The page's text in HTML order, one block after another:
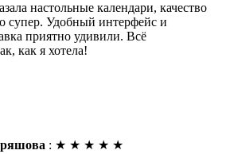
настольные календари, качество
супер. Удобный интерфейс и
приятно удивили. Всё
как я хотела!
: ★ ★ ★ ★ ★